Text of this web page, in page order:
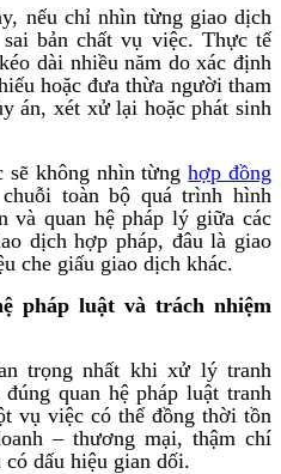
nếu chỉ nhìn từng giao dịch
bản chất vụ việc. Thực tế
dài nhiều năm do xác định
hoặc đưa thừa người tham
án, xét xử lại hoặc phát sinh
sẽ không nhìn từnghợp đồng
toàn bộ quá trình hình
và quan hệ pháp lý giữa các
dịch hợp pháp, đâu là giao
che giấu giao dịch khác.
pháp luật và trách nhiệm
trọng nhất khi xử lý tranh
quan hệ pháp luật tranh
vụ việc có thể đồng thời tồn
– thương mại, thậm chí
dấu hiệu gian dối.